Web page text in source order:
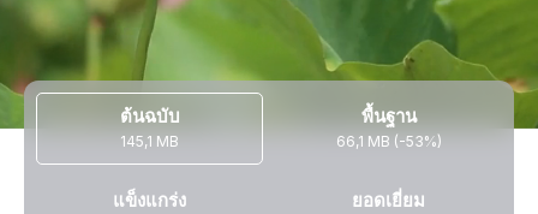
ต้นฉบับ
145,1 MB
พื้นฐาน
66,1 MB (-53%)
แข็งแกร่ง ยอดเยี่ยม